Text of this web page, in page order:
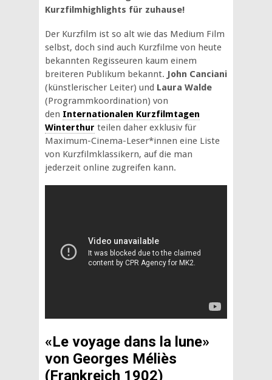
Kurzfilmhighlights für zuhause!
Der Kurzfilm ist so alt wie das Medium Film
selbst, doch sind auch Kurzfilme von heute
bekannten Regisseuren kaum einem
breiteren Publikum bekannt. John Canciani
(künstlerischer Leiter) und Laura Walde
(Programmkoordination) von
den Internationalen Kurzfilmtagen
Winterthur teilen daher exklusiv für
Maximum-Cinema-Leser*innen eine Liste
von Kurzfilmklassikern, auf die man
jederzeit online zugreifen kann.
«Le voyage dans la lune»
von Georges Méliès
(Frankreich 1902)